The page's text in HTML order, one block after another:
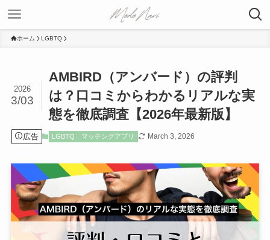
ホーム LGBTQ
AMBIRD（アンバード）の評判
は？口コミからわかるリアルな実
態を徹底調査【2026年最新版】
2026
3/03
広告 LGBTQ マッチングアプリ March 3, 2026